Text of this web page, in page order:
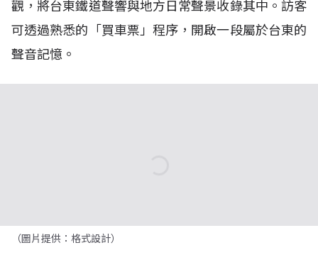
觀，將台東鐵道聲響與地方日常聲景收錄其中。訪客
可透過熟悉的「買車票」程序，開啟一段屬於台東的
聲音記憶。
（圖片提供：格式設計）